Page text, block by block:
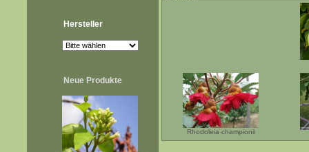
Hersteller
Neue Produkte
Rhodoleia championii